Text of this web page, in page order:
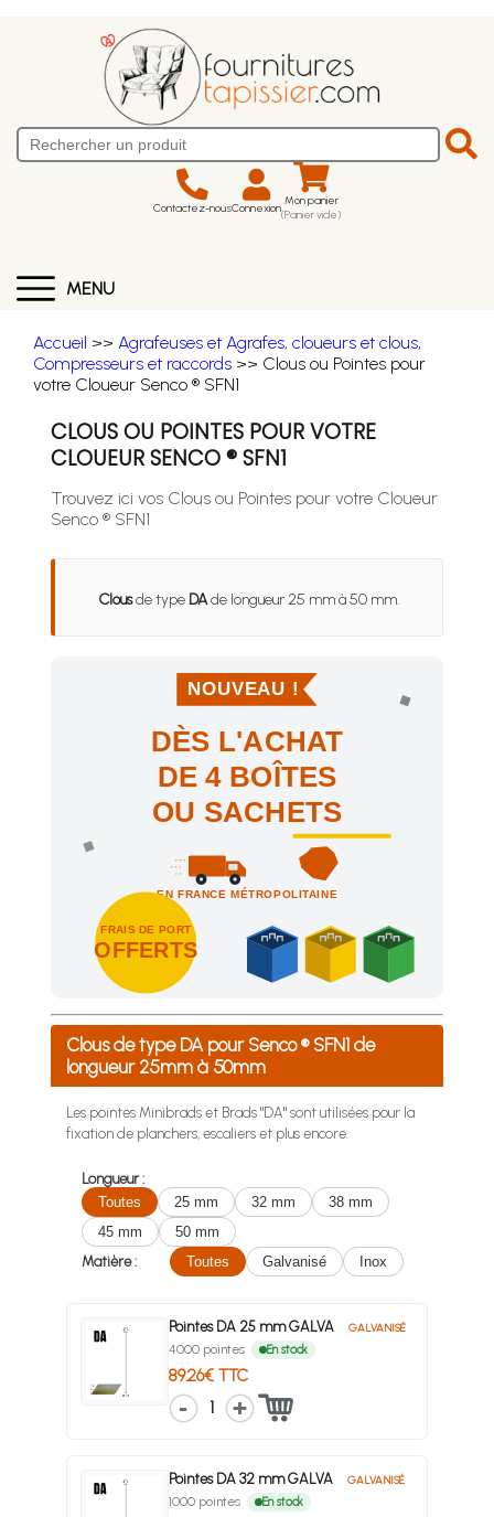
Contactez-nousConnexion Mon panier
(Panier vide)
MENU
Accueil >> Agrafeuses et Agrafes, cloueurs et clous,
Compresseurs et raccords >> Clous ou Pointes pour
votre Cloueur Senco ® SFN1
CLOUS OU POINTES POUR VOTRE
CLOUEUR SENCO ® SFN1
Trouvez ici vos Clous ou Pointes pour votre Cloueur
Senco ® SFN1
Clousde type DAde longueur 25 mm à 50 mm.
NOUVEAU !
DÈS L'ACHAT
DE 4 BOÎTES
OU SACHETS
EN FRANCE MÉTROPOLITAINE
FRAIS DE PORT
OFFERTS
Achetez 4 sachets ou boîtes d'agrafes ou de pointes et
Clous de type DA pour Senco ® SFN1 de
longueur 25mm à 50mm
Les pointes Minibrads et Brads "DA" sont utilisées pour la
fixation de planchers, escaliers et plus encore.
Longueur :
Toutes
25 mm 32 mm
38 mm
45 mm
50 mm
Matière :
Toutes Galvanisé Inox
Pointes DA 25 mm GALVA GALVANISÉ
4000 pointes En stock
89.26€ TTC
1
Pointes DA 32 mm GALVA GALVANISÉ
1000 pointes En stock